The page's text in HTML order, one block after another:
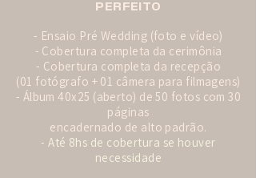
PERFEITO
- Ensaio Pré Wedding (foto e vídeo)
- Cobertura completa da cerimônia
- Cobertura completa da recepção
(01 fotógrafo + 01 câmera para filmagens)
- Álbum 40x25 (aberto) de 50 fotos com 30
páginas
encadernado de alto padrão.
- Até 8hs de cobertura se houver
necessidade